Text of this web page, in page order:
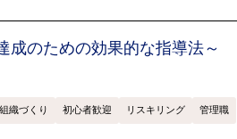
成のための効果的な指導法～
組織づくり 初心者歓迎 リスキリング 管理職